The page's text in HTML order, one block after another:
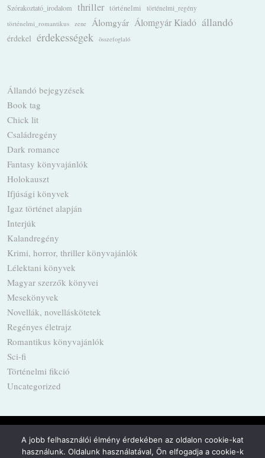
Szórakoztató_irodalom thriller történelmi
történelmi_regény
történelmi_romantikus
zene Álomgyár Álomgyár Kiadó állandó
érdekel érdekességek összefoglaló
Állandó bejegyzések
Book tag
Chick lit
Családregény
Dark romance
Fantasy könyvajánlók
Holokauszt
Ifjúsági könyvek
Igaz történet alapján
Interjúk
Kalandregény
Krimi, horror, thriller könyvajánlók
Lélektani könyvek
Magyar szerzők könyvei
Mesekönyvek
Novellák, novelláskötetek
Regényes életrajz
Romantikus könyvajánlók
Sci-fi
Történelmi fikció
Uncategorized
A jobb felhasználói élmény érdekében az oldalon cookie-kat
használunk. Oldalunk használatával, Ön elfogadja a cookie-k